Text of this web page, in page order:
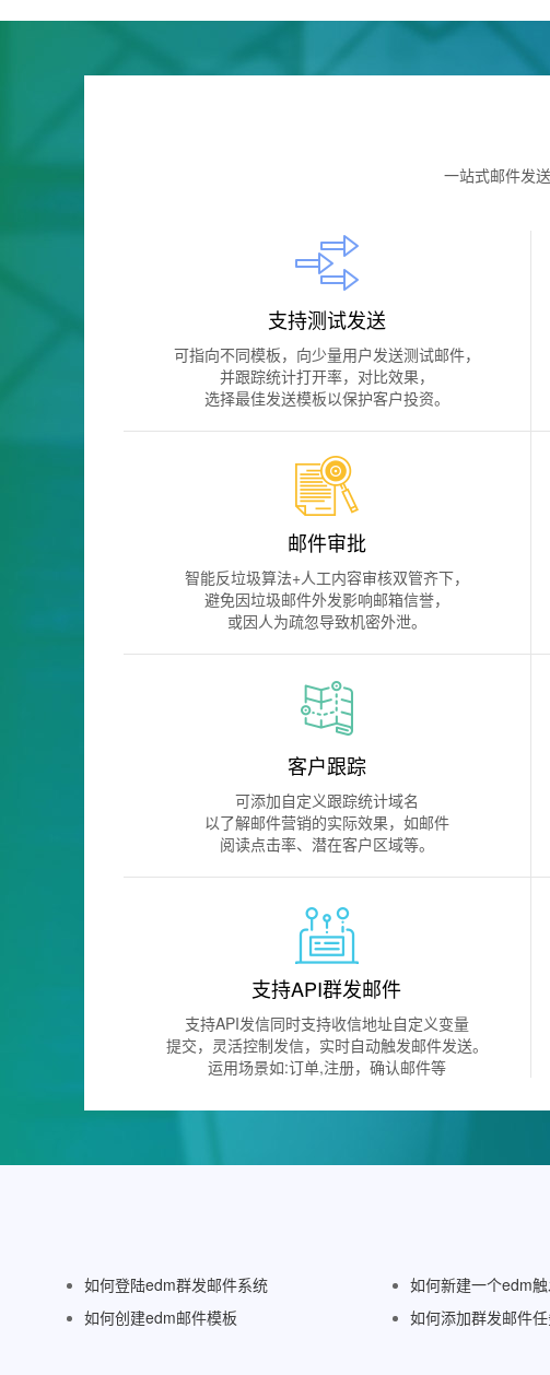
一站式邮件发
支持测试发送
可指向不同模板，向少量用户发送测试邮件，
并跟踪统计打开率，对比效果，
选择最佳发送模板以保护客户投资。
邮件审批
智能反垃圾算法+人工内容审核双管齐下，
避免因垃圾邮件外发影响邮箱信誉，
或因人为疏忽导致机密外泄。
客户跟踪
可添加自定义跟踪统计域名
以了解邮件营销的实际效果，如邮件
阅读点击率、潜在客户区域等。
支持API群发邮件
支持API发信同时支持收信地址自定义变量
提交，灵活控制发信，实时自动触发邮件发送。
运用场景如:订单,注册，确认邮件等
如何登陆edm群发邮件系统 如何新建一个edm
如何创建edm邮件模板
如何添加群发邮件